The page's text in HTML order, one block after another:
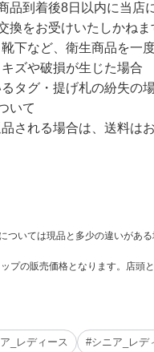
品到着後8日以内に当店
換をお受けいたしかねま
下など、衛生商品を一
ズや破損が生じた場合
タグ・提げ札の紛失の
いて
れる場合は、送料はお
ついては現品と多少の違いがあ
プの販売価格となります。店頭
_レディース #シニア_レデ